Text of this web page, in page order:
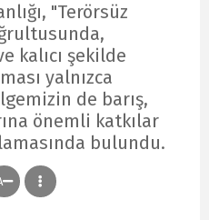
"Terörsüz
kalıcı şekilde
yalnızca
de barış,
önemli katkılar
bulundu.